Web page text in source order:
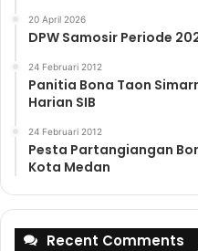
20 April 2026
DPW Samosir Periode
24 Februari 2012
Panitia Bona Taon
Harian SIB
24 Februari 2012
Pesta Partangiangan
Kota Medan
Recent Comments